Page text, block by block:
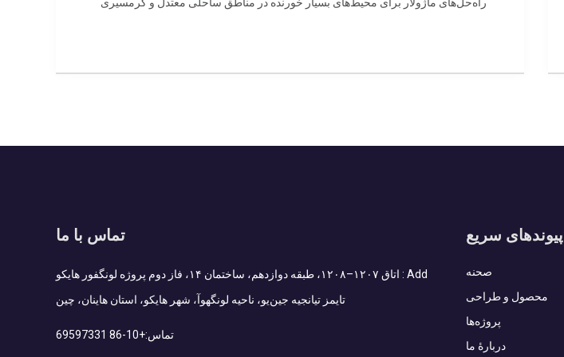
راه‌حل‌های ماژولار برای محیط‌های بسیار خورنده در مناطق ساحلی معتدل و گرمسیری
پیوندهای سریع
صحنه
محصول و طراحی
پروژه‌ها
دربارهٔ ما
تماس با ما
Add : اتاق ۱۲۰۷–۱۲۰۸، طبقه دوازدهم، ساختمان ۱۴، فاز دوم پروژه لونگفور هایکو
تایمز تیانجیه جین‌یو، ناحیه لونگهوآ، شهر هایکو، استان هاینان، چین
تماس:+86-10 69597331